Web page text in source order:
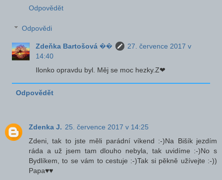
Odpovědět
Odpovědi
Zdeňka Bartošová ��
27. července 2017 v
14:40
Ilonko opravdu byl. Měj se moc hezky.Z❤
Odpovědět
Zdenka J. 25. července 2017 v 14:25
Zdeni, tak to jste měli parádní víkend :-)Na Bišík jezdím
ráda a už jsem tam dlouho nebyla, tak uvidíme :-)No s
Bydlíkem, to se vám to cestuje :-)Tak si pěkně užívejte :-))
Papa♥♥